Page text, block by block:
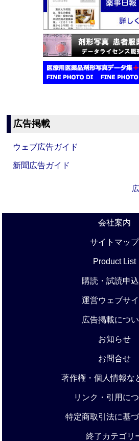
広告掲載
ウェブ広告ガイド
新聞広告ガイド
会社案内
サイトマップ
Product List
購読・試読申
運営ウェブサイ
広告掲載につ
お知らせ
お問合せ
著作権・個人情報な
リンク・引用に
特定商取引法に基
終了カテゴリ